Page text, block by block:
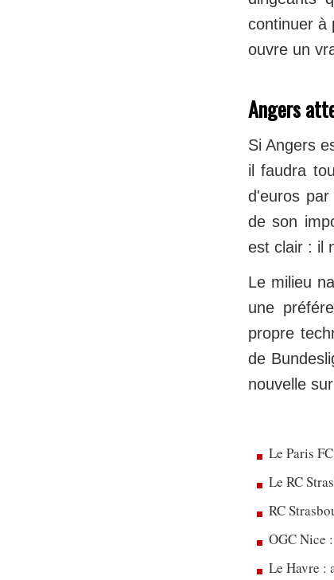
continuer à
ouvre un
Angers
Si Angers
il faudra
d'euros par
de son
est clair : il
Le milieu
une
propre
de
nouvelle
Le Paris
Le RC
RC
OGC Nice
Le Havre :